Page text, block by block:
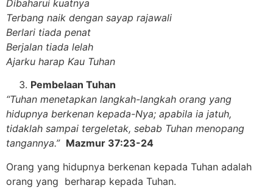
Dibaharui kuatnya
Terbang naik dengan sayap rajawali
Berlari tiada penat
Berjalan tiada lelah
Ajarku harap Kau Tuhan
Pembelaan Tuhan
“Tuhan menetapkan langkah-langkah orang yang
hidupnya berkenan kepada-Nya; apabila ia jatuh,
tidaklah sampai tergeletak, sebab Tuhan menopang
tangannya.” Mazmur 37:23-24
Orang yang hidupnya berkenan kepada Tuhan adalah
orang yang berharap kepada Tuhan.